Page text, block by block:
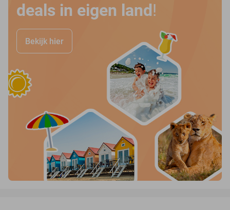
deals in eigen land!
Bekijk hier